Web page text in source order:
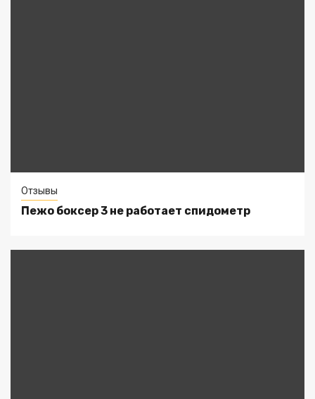
Отзывы
Пежо боксер 3 не работает спидометр